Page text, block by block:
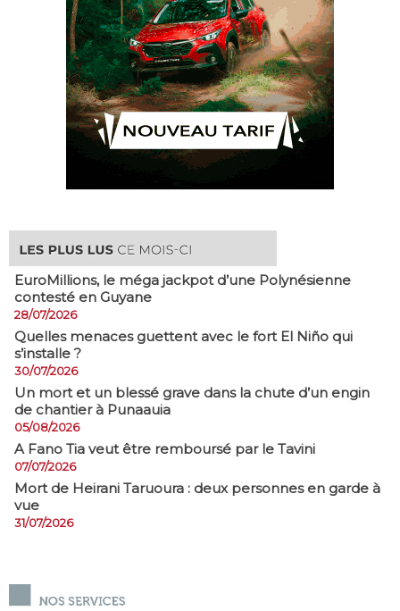
EuroMillions, ​le méga jackpot d’une Polynésienne
contesté en Guyane
28/07/2026
Quelles menaces guettent avec le fort El Niño qui
s’installe ?
30/07/2026
​Un mort et un blessé grave dans la chute d’un engin
de chantier à Punaauia
05/08/2026
A Fano Tia veut être remboursé par le Tavini
07/07/2026
Mort de Heirani Taruoura : deux personnes en garde à
vue
31/07/2026